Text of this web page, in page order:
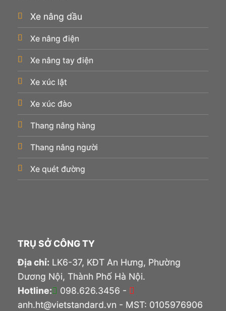
Xe nâng dầu
Xe nâng điện
Xe nâng tay điện
Xe xúc lật
Xe xúc đào
Thang nâng hàng
Thang nâng người
Xe quét đường
TRỤ SỞ CÔNG TY
Địa chỉ: LK6-37, KĐT An Hưng, Phường
Dương Nội, Thành Phố Hà Nội.
Hotline:
098.626.3456 -
anh.ht@vietstandard.vn - MST: 0105976906